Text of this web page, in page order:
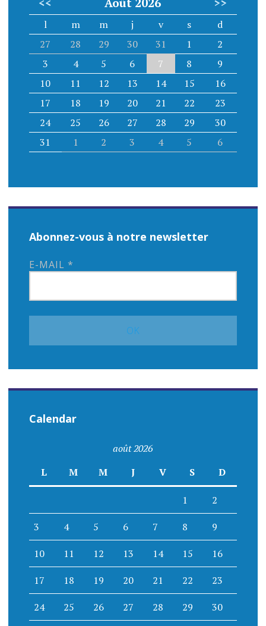
l m m j v s
d
27
28 29 30 31 1
2
3
4 5 6 7 8
9
10
11 12 13 14 15
16
17
18 19 20 21 22
23
24
25 26 27 28 29
30
31
1 2 3 4 5 6
Abonnez-vous à notre newsletter
E-MAIL *
Calendar
août 2026
L
M M J V S D
1 2
3 4 5 6 7 8 9
10 11 12 13 14 15 16
17 18 19 20 21 22 23
24 25 26 27 28 29 30